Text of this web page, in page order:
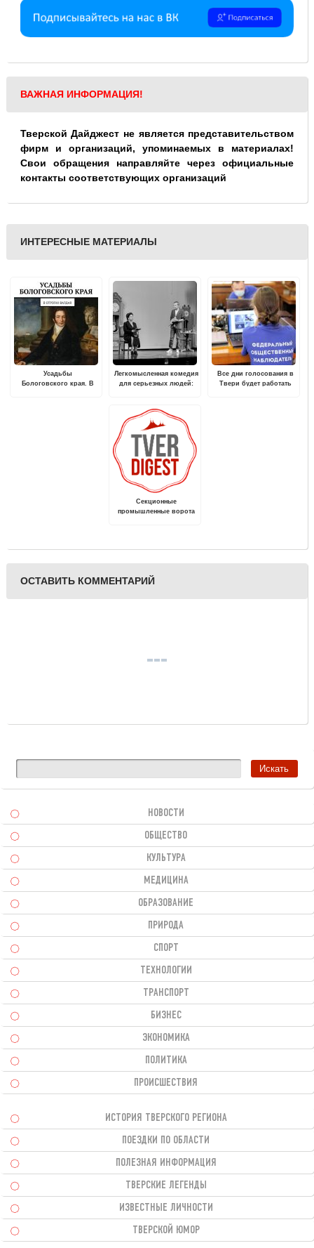
ВАЖНАЯ ИНФОРМАЦИЯ!
Тверской Дайджест не является представительством
фирм и организаций, упоминаемых в материалах!
Свои обращения направляйте через официальные
контакты соответствующих организаций
ИНТЕРЕСНЫЕ МАТЕРИАЛЫ
Усадьбы
Бологовского края. В
Легкомысленная комедия
для серьезных людей:
Все дни голосования в
Твери будет работать
Секционные
промышленные ворота
ОСТАВИТЬ КОММЕНТАРИЙ
НОВОСТИ
ОБЩЕСТВО
КУЛЬТУРА
МЕДИЦИНА
ОБРАЗОВАНИЕ
ПРИРОДА
СПОРТ
ТЕХНОЛОГИИ
ТРАНСПОРТ
БИЗНЕС
ЭКОНОМИКА
ПОЛИТИКА
ПРОИСШЕСТВИЯ
ИСТОРИЯ ТВЕРСКОГО РЕГИОНА
ПОЕЗДКИ ПО ОБЛАСТИ
ПОЛЕЗНАЯ ИНФОРМАЦИЯ
ТВЕРСКИЕ ЛЕГЕНДЫ
ИЗВЕСТНЫЕ ЛИЧНОСТИ
ТВЕРСКОЙ ЮМОР